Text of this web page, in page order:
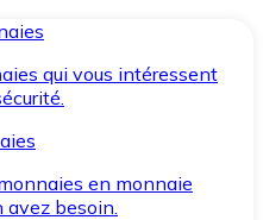
qui vous intéressent
en monnaie
avez besoin.